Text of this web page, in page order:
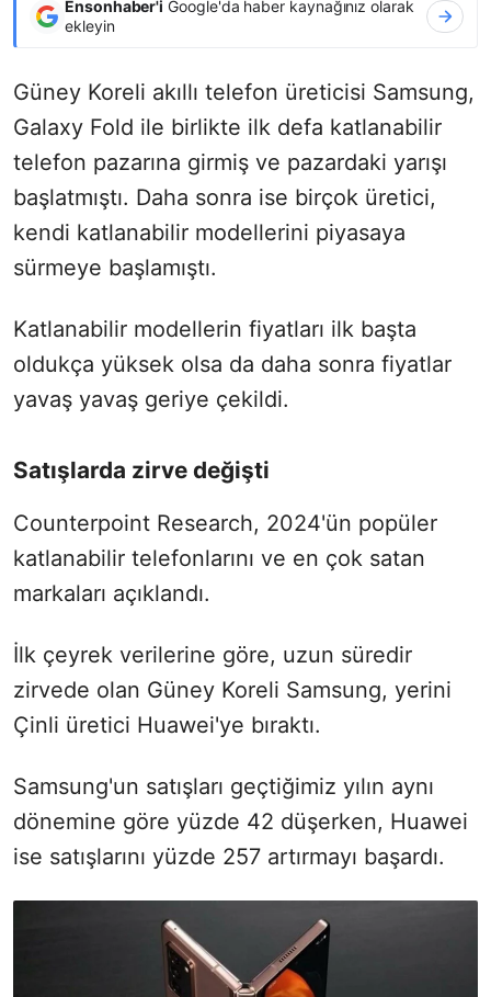
Ensonhaber'i Google'da haber kaynağınız olarak
ekleyin
Güney Koreli akıllı telefon üreticisi Samsung,
Galaxy Fold ile birlikte ilk defa katlanabilir
telefon pazarına girmiş ve pazardaki yarışı
başlatmıştı. Daha sonra ise birçok üretici,
kendi katlanabilir modellerini piyasaya
sürmeye başlamıştı.
Katlanabilir modellerin fiyatları ilk başta
oldukça yüksek olsa da daha sonra fiyatlar
yavaş yavaş geriye çekildi.
Satışlarda zirve değişti
Counterpoint Research, 2024'ün popüler
katlanabilir telefonlarını ve en çok satan
markaları açıklandı.
İlk çeyrek verilerine göre, uzun süredir
zirvede olan Güney Koreli Samsung, yerini
Çinli üretici Huawei'ye bıraktı.
Samsung'un satışları geçtiğimiz yılın aynı
dönemine göre yüzde 42 düşerken, Huawei
ise satışlarını yüzde 257 artırmayı başardı.